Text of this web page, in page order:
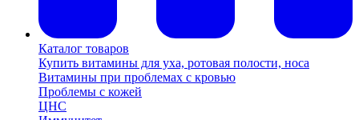
Каталог товаров
Купить витамины для уха, ротовая полости, носа
Витамины при проблемах с кровью
Проблемы с кожей
ЦНС